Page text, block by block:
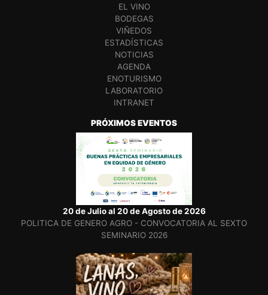
EL VINO
BODEGAS
VIÑEDOS
ESTADÍSTICAS
NOTICIAS
AGENDA
ENOTURISMO
LABORATORIO
INTRANET
PRÓXIMOS EVENTOS
20 de Julio al 20 de Agosto de 2026
POLITICA DE GENERO AGRO - CONVOCATORIA AL SEXTO
SEMINARIO 2026